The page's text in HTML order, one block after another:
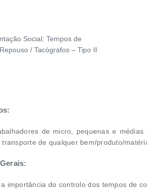
de micro, pequenas e
de qualquer bem/produto/
importância do controlo dos tempos de